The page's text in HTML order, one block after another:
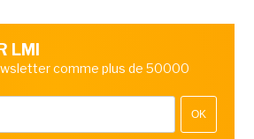
LMI
comme plus de 50000
OK